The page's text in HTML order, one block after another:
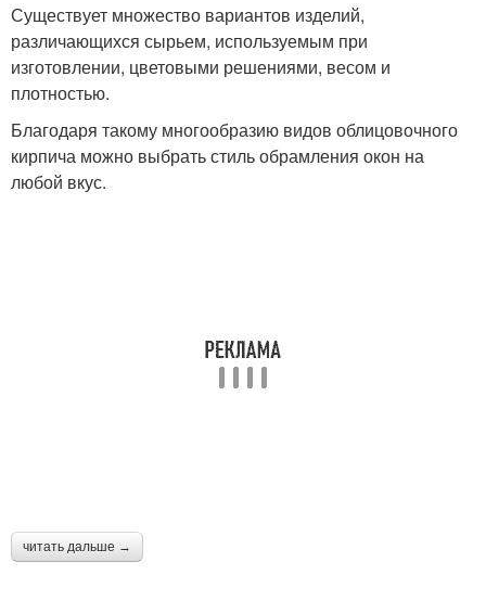
Существует множество вариантов изделий,
различающихся сырьем, используемым при
изготовлении, цветовыми решениями, весом и
плотностью.
Благодаря такому многообразию видов облицовочного
кирпича можно выбрать стиль обрамления окон на
любой вкус.
читать дальше →